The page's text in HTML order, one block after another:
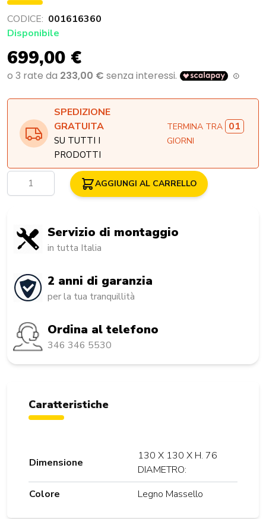
CODICE: 001616360
Disponibile
699,00 €
SPEDIZIONE
GRATUITA
SU TUTTI I
PRODOTTI
TERMINA TRA 01
GIORNI
Quantità AGGIUNGI AL CARRELLO
Servizio di montaggio
in tutta Italia
2 anni di garanzia
per la tua tranquillità
Ordina al telefono
346 346 5530
Caratteristiche
Dimensione
130 X 130 X H. 76
DIAMETRO:
Colore
Legno Massello